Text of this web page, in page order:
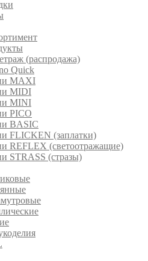
(распродажа)
Quick
MAXI
MIDI
MINI
PICO
BASIC
FLICKEN (заплатки)
REFLEX (светоотражащие)
STRASS (стразы)